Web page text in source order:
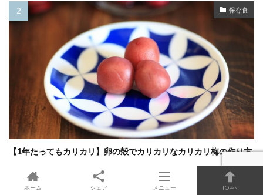
保存食
【1年たってもカリカリ】卵の殻でカリカリなカリカリ梅の作り方
保存食
ホーム シェア メニュー TOPへ